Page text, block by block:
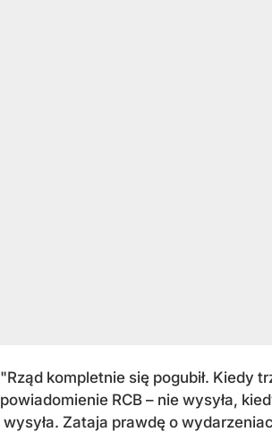
"Rząd kompletnie się pogubił. Kiedy
powiadomienie RCB – nie wysyła,
wysyła. Zataja prawdę o